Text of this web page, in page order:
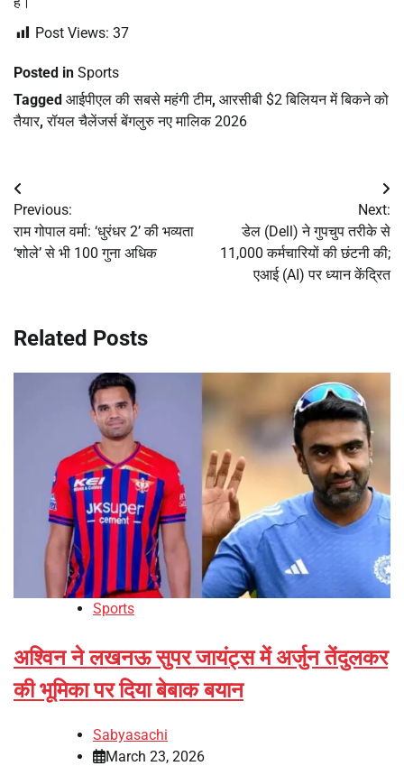
Post Views: 37
Posted in Sports
Tagged आईपीएल की सबसे महंगी टीम, आरसीबी $2 बिलियन में बिकने को
तैयार,रॉयल चैलेंजर्स बेंगलुरु नए मालिक 2026
Post
navigation
Previous:
राम गोपाल वर्मा: ‘धुरंधर 2’ की भव्यता
‘शोले’ से भी 100 गुना अधिक
Next:
डेल (Dell) ने गुपचुप तरीके से
11,000 कर्मचारियों की छंटनी की;
एआई (AI) पर ध्यान केंद्रित
Related Posts
Sports
अश्विन ने लखनऊ सुपर जायंट्स में अर्जुन तेंदुलकर
की भूमिका पर दिया बेबाक बयान
Sabyasachi
March 23, 2026